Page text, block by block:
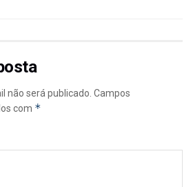
não será publicado. Campos
com *